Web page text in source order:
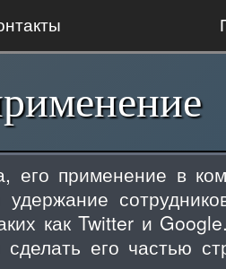
его применение в
как Twitter и
его частью